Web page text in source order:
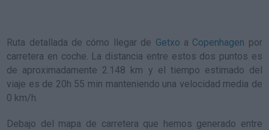
Ruta detallada de cómo llegar de Getxo a Copenhagen por
carretera en coche. La distancia entre estos dos puntos es
de aproximadamente 2.148 km y el tiempo estimado del
viaje es de 20h 55 min manteniendo una velocidad media de
0 km/h.
Debajo del mapa de carretera que hemos generado entre